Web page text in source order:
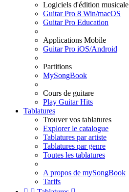
Logiciels d'édition musicale
Guitar Pro 8 Win/macOS
Guitar Pro Education
Applications Mobile
Guitar Pro iOS/Android
Partitions
MySongBook
Cours de guitare
Play Guitar Hits
Tablatures
Trouver vos tablatures
Explorer le catalogue
Tablatures par artiste
Tablatures par genre
Toutes les tablatures
A propos de mySongBook
Tarifs